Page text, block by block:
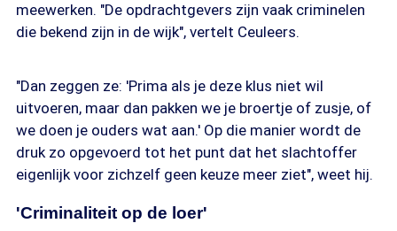
meewerken. "De opdrachtgevers zijn vaak criminelen
die bekend zijn in de wijk", vertelt Ceuleers.
"Dan zeggen ze: 'Prima als je deze klus niet wil
uitvoeren, maar dan pakken we je broertje of zusje, of
we doen je ouders wat aan.' Op die manier wordt de
druk zo opgevoerd tot het punt dat het slachtoffer
eigenlijk voor zichzelf geen keuze meer ziet", weet hij.
'Criminaliteit op de loer'